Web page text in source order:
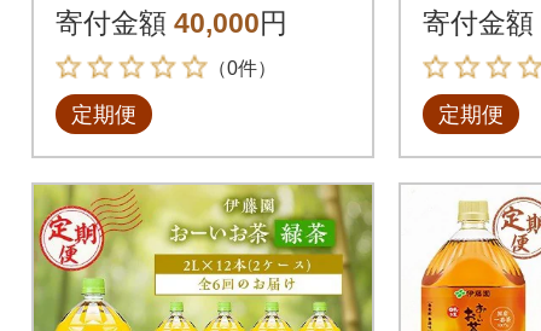
寄付金額 40,000円
（0件）
定期便
寄付金額
定期便